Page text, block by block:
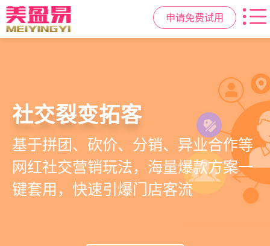
申请免费试用
美容美发管理系统
店务+拓客+020一体化，一站式解决
美发门店经营管理需求
高效管理店务
提供从会员、预约、收银、报表等业
务全流程一体化SAAS服务，显著提升
管理效率，降低经营成本
社交裂变拓客
基于拼团、砍价、分销、异业合作等
网红社交营销玩法，海量爆款方案一
键套用，快速引爆门店客流
小程序商城
小程序链接商家、手艺人、客户，打
通线上线下，让口碑传播有抓手，赋
能社交裂变，盘活私域流量